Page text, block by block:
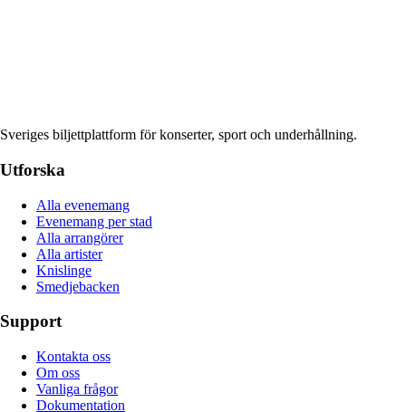
Sveriges biljettplattform för konserter, sport och underhållning.
Utforska
Alla evenemang
Evenemang per stad
Alla arrangörer
Alla artister
Knislinge
Smedjebacken
Support
Kontakta oss
Om oss
Vanliga frågor
Dokumentation